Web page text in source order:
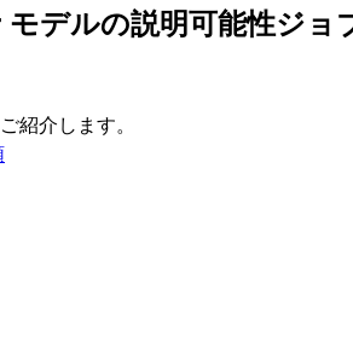
デルの説明可能性ジ
紹介します。